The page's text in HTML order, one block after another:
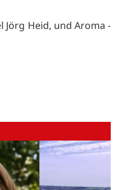
Jörg Heid, und Aroma -